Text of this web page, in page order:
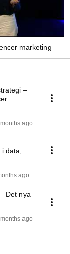
marketing
–
ago
data,
ago
Det nya
ago